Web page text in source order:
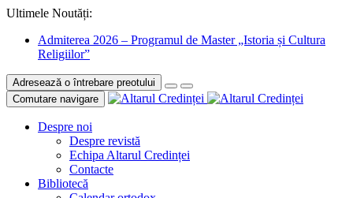
Ultimele Noutăți:
Admiterea 2026 – Programul de Master „Istoria și Cultura
Religiilor”
Adresează o întrebare preotului
Comutare navigare
Despre noi
Despre revistă
Echipa Altarul Credinței
Contacte
Bibliotecă